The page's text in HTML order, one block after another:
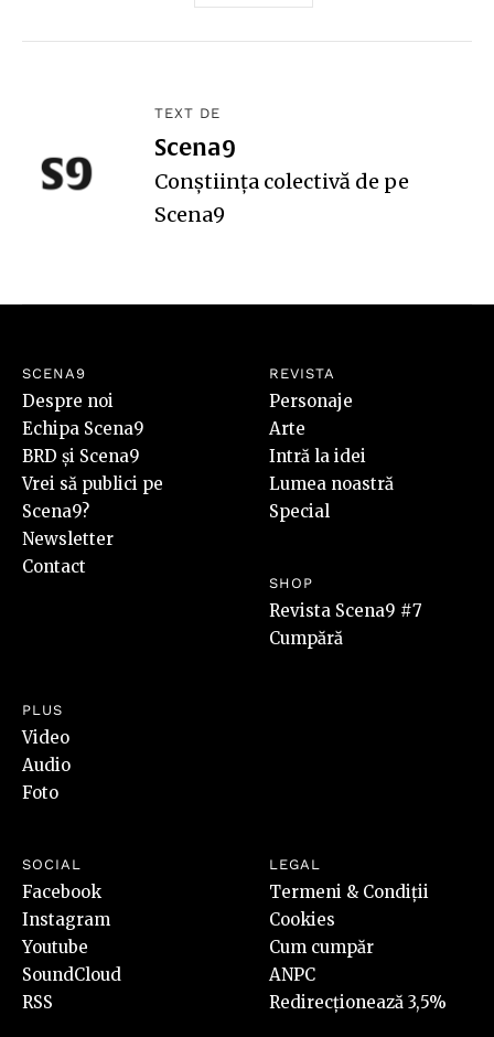
TEXT DE
Scena9
Conștiința colectivă de pe
Scena9
SCENA9
Despre noi
Echipa Scena9
BRD și Scena9
Vrei să publici pe
Scena9?
Newsletter
Contact
REVISTA
Personaje
Arte
Intră la idei
Lumea noastră
Special
SHOP
Revista Scena9 #7
Cumpără
PLUS
Video
Audio
Foto
SOCIAL
Facebook
Instagram
Youtube
SoundCloud
RSS
LEGAL
Termeni & Condiții
Cookies
Cum cumpăr
ANPC
Redirecționează 3,5%